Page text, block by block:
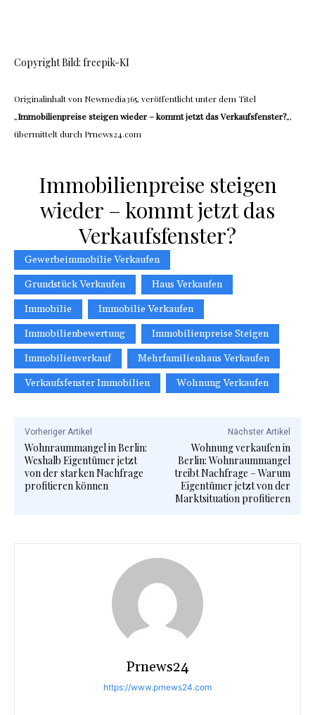
Copyright Bild: freepik-KI
Originalinhalt von Newmedia365, veröffentlicht unter dem Titel
„Immobilienpreise steigen wieder – kommt jetzt das Verkaufsfenster?„,
übermittelt durch Prnews24.com
Immobilienpreise steigen
wieder – kommt jetzt das
Verkaufsfenster?
Gewerbeimmobilie Verkaufen
Grundstück Verkaufen
Haus Verkaufen
Immobilie
Immobilie Verkaufen
Immobilienbewertung
Immobilienpreise Steigen
Immobilienverkauf
Mehrfamilienhaus Verkaufen
Verkaufsfenster Immobilien
Wohnung Verkaufen
Vorheriger Artikel
Wohnraummangel in Berlin:
Weshalb Eigentümer jetzt
von der starken Nachfrage
profitieren können
Nächster Artikel
Wohnung verkaufen in
Berlin: Wohnraummangel
treibt Nachfrage – Warum
Eigentümer jetzt von der
Marktsituation profitieren
Prnews24
https://www.prnews24.com